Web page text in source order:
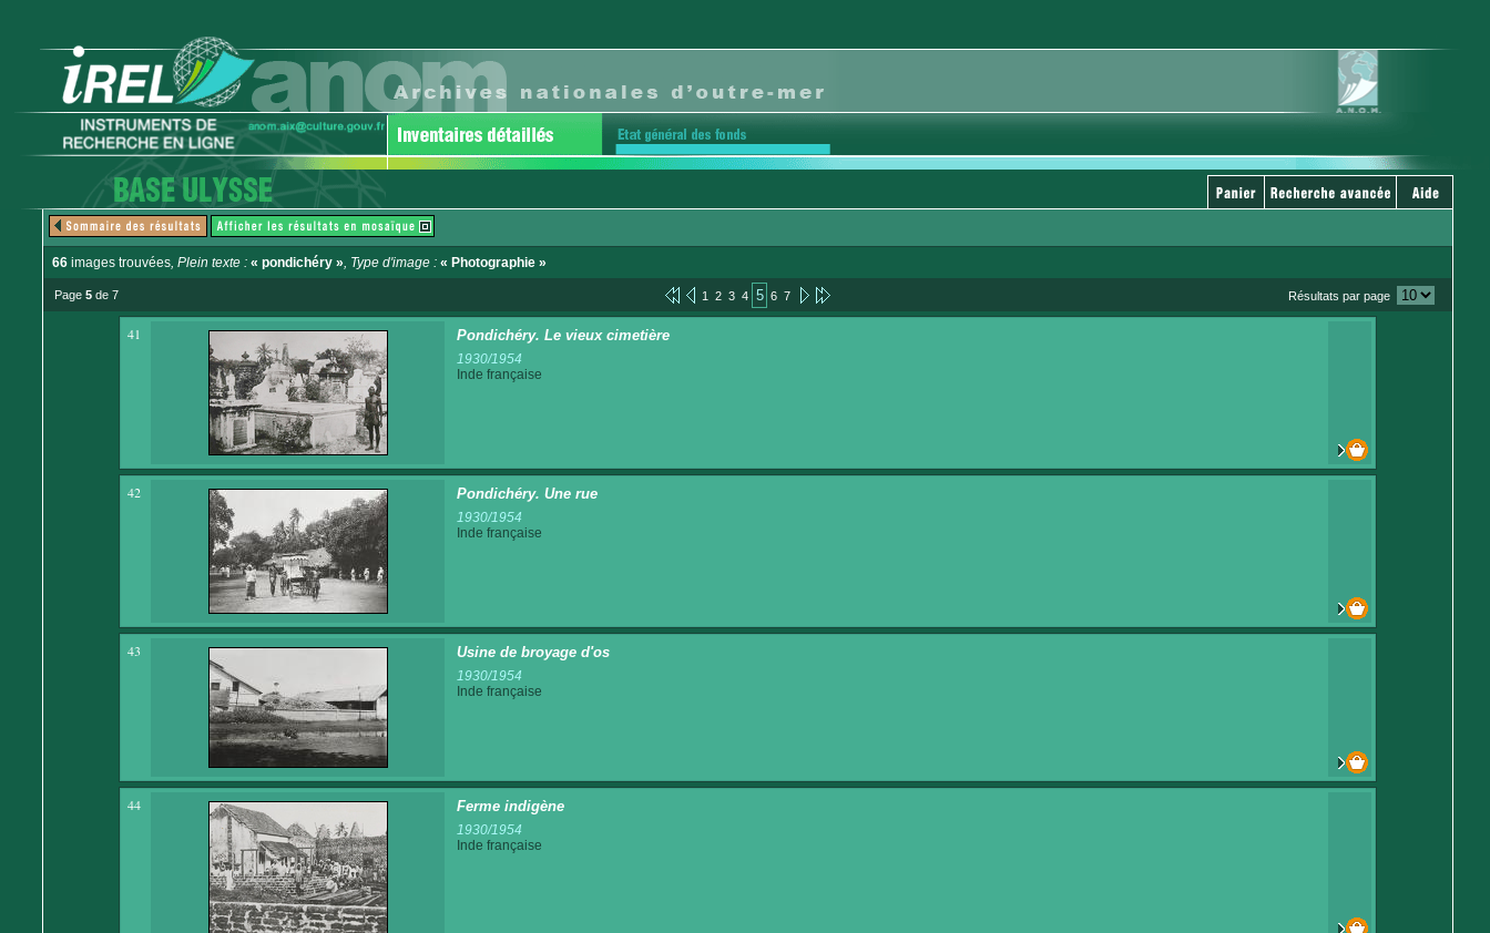
66 images trouvées, Plein texte : « pondichéry », Type d'image : « Photographie »
Page 5 de 7 1 2 3 4 5 6 7 Résultats par page
41 Pondichéry. Le vieux cimetière
1930/1954
Inde française
42 Pondichéry. Une rue
1930/1954
Inde française
43 Usine de broyage d'os
1930/1954
Inde française
44 Ferme indigène
1930/1954
Inde française